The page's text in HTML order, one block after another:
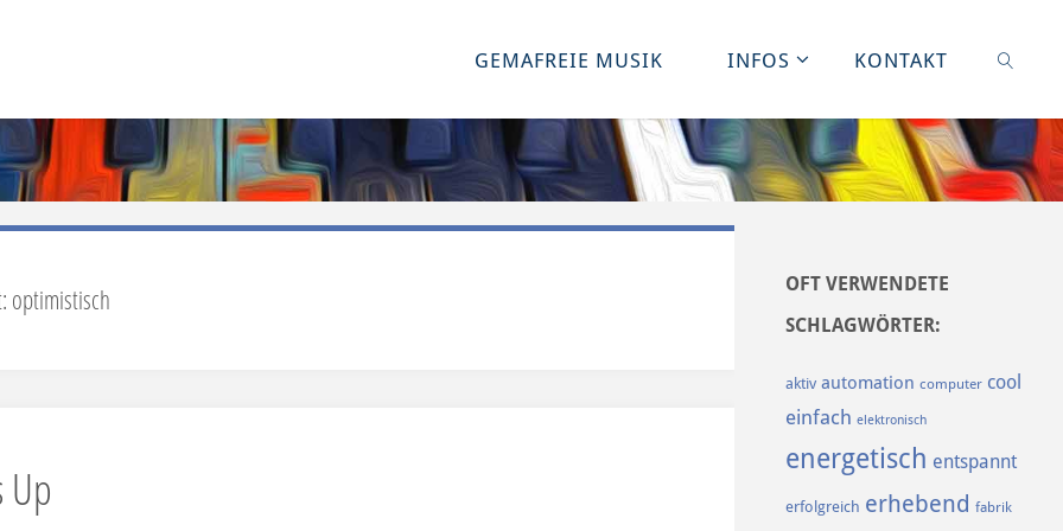
GEMAFREIE MUSIK INFOS KONTAKT
optimistisch
Up
OFT VERWENDETE
SCHLAGWÖRTER:
aktiv automation computer cool
einfach elektronisch
energetisch entspannt
erfolgreich erhebend fabrik